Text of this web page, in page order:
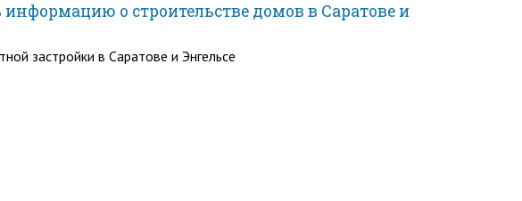
о строительстве домов в Саратове и
застройки в Саратове и Энгельсе